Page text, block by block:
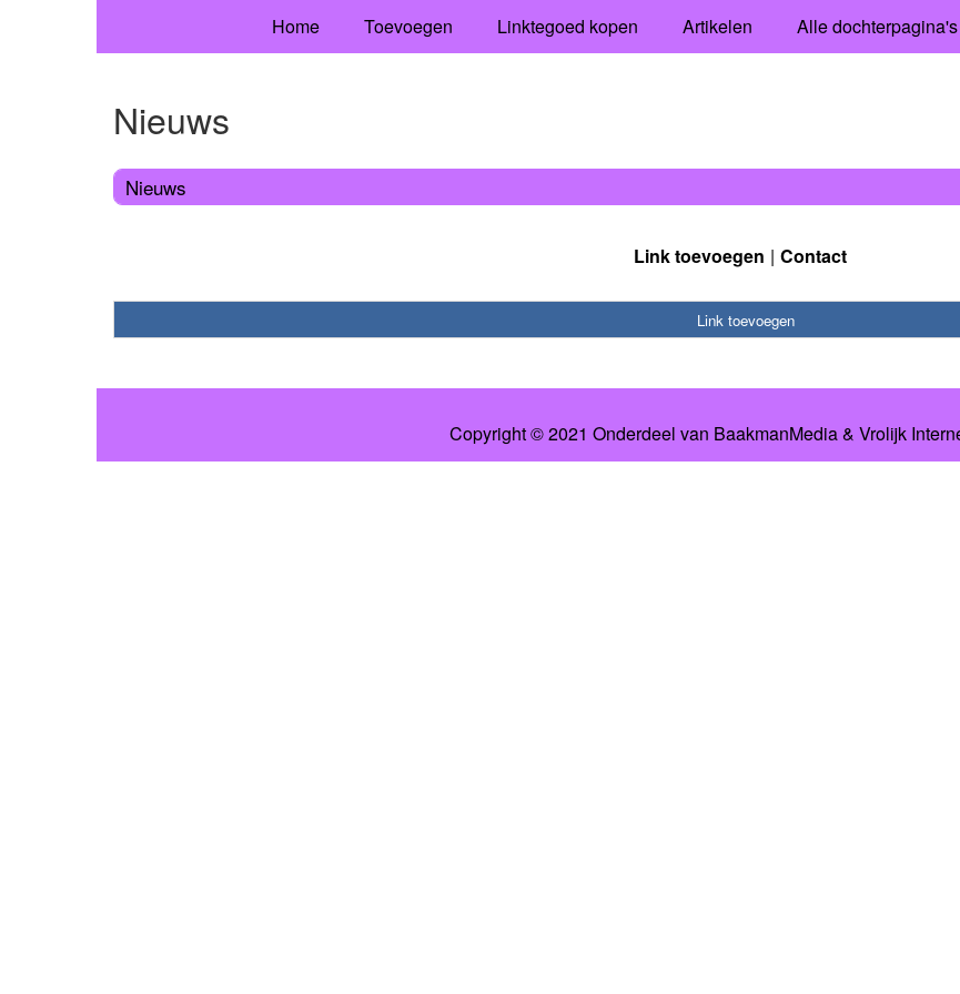
Home Toevoegen Linktegoed kopen Artikelen Alle dochterpagina's
Nieuws
Nieuws
Link toevoegen Contact
Link toevoegen
Copyright © 2021 Onderdeel van BaakmanMedia& Vrolijk